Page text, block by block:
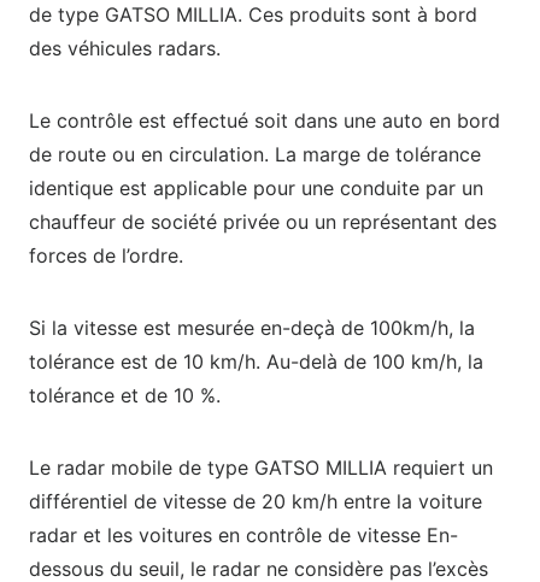
de type GATSO MILLIA. Ces produits sont à bord
des véhicules radars.
Le contrôle est effectué soit dans une auto en bord
de route ou en circulation. La marge de tolérance
identique est applicable pour une conduite par un
chauffeur de société privée ou un représentant des
forces de l’ordre.
Si la vitesse est mesurée en-deçà de 100km/h, la
tolérance est de 10 km/h. Au-delà de 100 km/h, la
tolérance et de 10 %.
Le radar mobile de type GATSO MILLIA requiert un
différentiel de vitesse de 20 km/h entre la voiture
radar et les voitures en contrôle de vitesse En-
dessous du seuil, le radar ne considère pas l’excès